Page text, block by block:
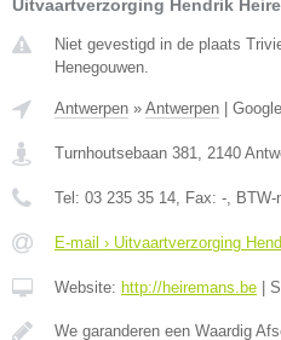
Uitvaartverzorging Hendrik
Niet gevestigd in de plaats
Henegouwen.
Antwerpen » Antwerpen |
Turnhoutsebaan 381 2140
Tel: 03 235 35 14 , Fax: - , BTW-
E-mail › Uitvaartverzorging
Website: http://heiremans.be |
We garanderen een Waardig